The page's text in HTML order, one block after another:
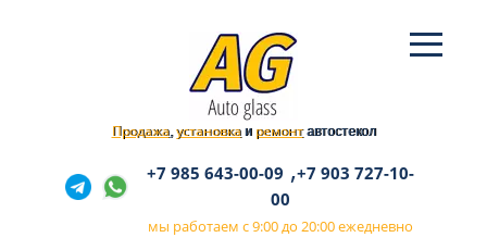
Продажа,установкаи ремонтавтостекол
+7 985 643-00-09 ,+7 903 727-10-
00
мы работаем с 9:00 до 20:00 ежедневно